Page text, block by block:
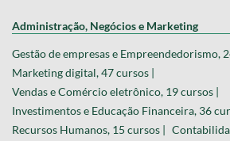
Administração, Negócios e Marketing
Gestão de empresas e Empreendedorismo,
Marketing digital, 47 cursos |
Vendas e Comércio eletrônico, 19 cursos |
Investimentos e Educação Financeira, 36
Recursos Humanos, 15 cursos |